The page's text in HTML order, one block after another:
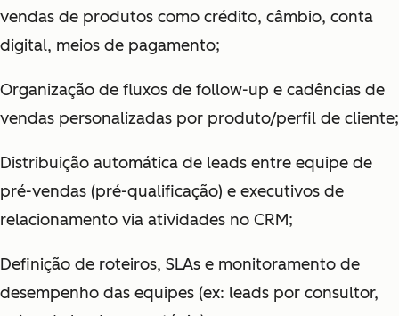
vendas de produtos como crédito, câmbio, conta
digital, meios de pagamento;
Organização de fluxos de follow-up e cadências de
vendas personalizadas por produto/perfil de cliente;
Distribuição automática de leads entre equipe de
pré-vendas (pré-qualificação) e executivos de
relacionamento via atividades no CRM;
Definição de roteiros, SLAs e monitoramento de
desempenho das equipes (ex: leads por consultor,